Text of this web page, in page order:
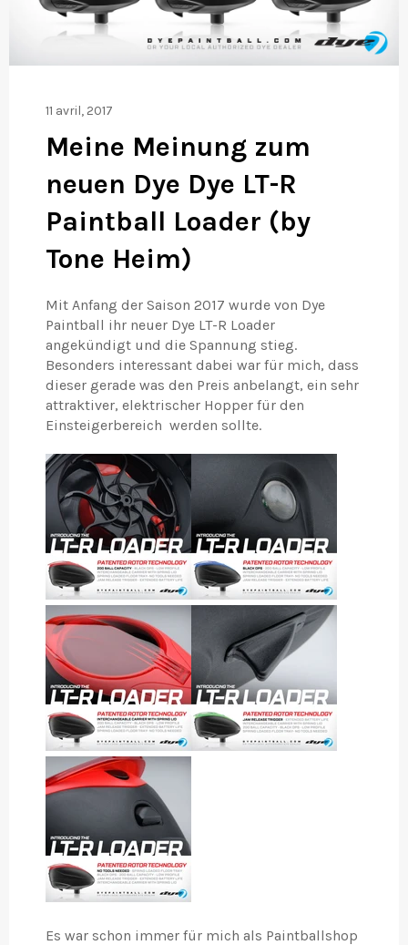
11 avril, 2017
Meine Meinung zum
neuen Dye Dye LT-R
Paintball Loader (by
Tone Heim)
Mit Anfang der Saison 2017 wurde von Dye
Paintball ihr neuer Dye LT-R Loader
angekündigt und die Spannung stieg.
Besonders interessant dabei war für mich, dass
dieser gerade was den Preis anbelangt, ein sehr
attraktiver, elektrischer Hopper für den
Einsteigerbereich werden sollte.
Es war schon immer für mich als Paintballshop